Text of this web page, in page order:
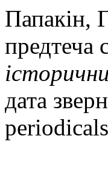
Папакін,
предтеча
дата